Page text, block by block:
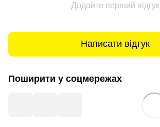
Додайте перший відгук
Написати відгук
Поширити у соцмережах